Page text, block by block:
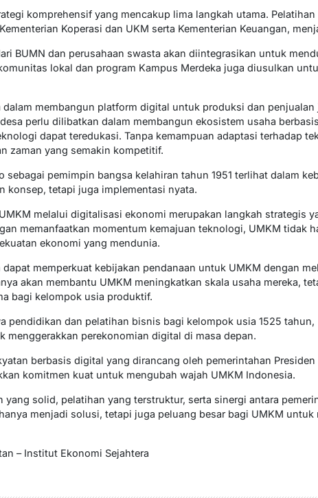
komprehensif yang mencakup lima langkah utama.
Koperasi dan UKM serta Kementerian Keuangan,
BUMN dan perusahaan swasta akan diintegrasikan untuk
lokal dan program Kampus Merdeka juga diusulkan
dalam membangun platform digital untuk produksi dan
perlu dilibatkan dalam membangun ekosistem usaha
dapat teredukasi. Tanpa kemampuan adaptasi terhadap
zaman yang semakin kompetitif.
sebagai pemimpin bangsa kelahiran tahun 1951 terlihat dalam
konsep, tetapi juga implementasi nyata.
melalui digitalisasi ekonomi merupakan langkah strategis
memanfaatkan momentum kemajuan teknologi, UMKM tidak
ekonomi yang mendunia.
memperkuat kebijakan pendanaan untuk UMKM dengan
akan membantu UMKM meningkatkan skala usaha mereka,
bagi kelompok usia produktif.
pendidikan dan pelatihan bisnis bagi kelompok usia 1525
menggerakkan perekonomian digital di masa depan.
berbasis digital yang dirancang oleh pemerintahan
komitmen kuat untuk mengubah wajah UMKM Indonesia.
yang solid, pelatihan yang terstruktur, serta sinergi antara
menjadi solusi, tetapi juga peluang besar bagi UMKM untuk
– Institut Ekonomi Sejahtera